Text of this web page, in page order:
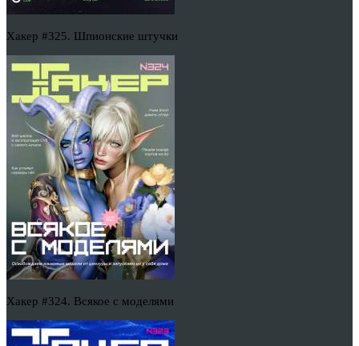
Хакер #325. Шпионские штучки
Хакер #324. Всякое с моделями